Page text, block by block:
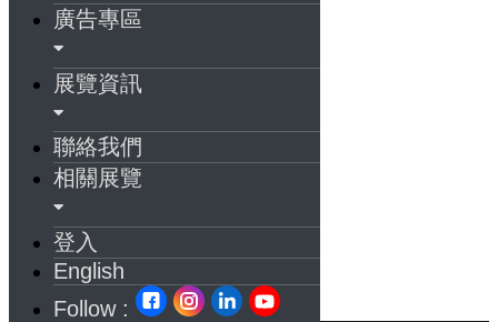
廣告專區
展覽資訊
聯絡我們
相關展覽
登入
English
Follow :